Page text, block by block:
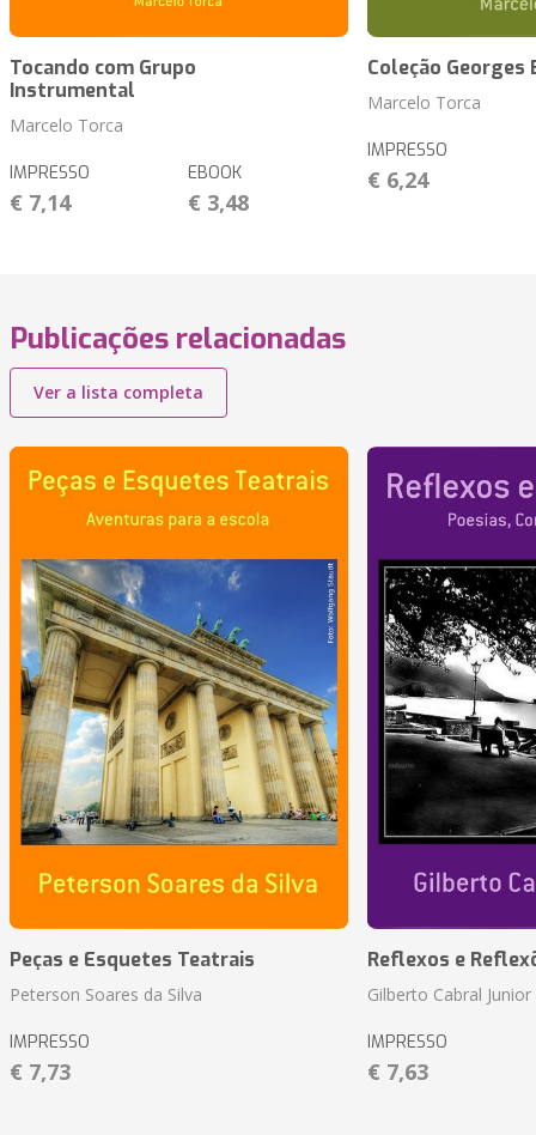
Tocando com Grupo
Instrumental
Marcelo Torca
IMPRESSO
€ 7,14
EBOOK
€ 3,48
Coleção Georges
Marcelo Torca
IMPRESSO
€ 6,24
Publicações relacionadas
Ver a lista completa
Peças e Esquetes Teatrais
Peterson Soares da Silva
IMPRESSO
€ 7,73
Reflexos e
Gilberto Cabral Junior
IMPRESSO
€ 7,63